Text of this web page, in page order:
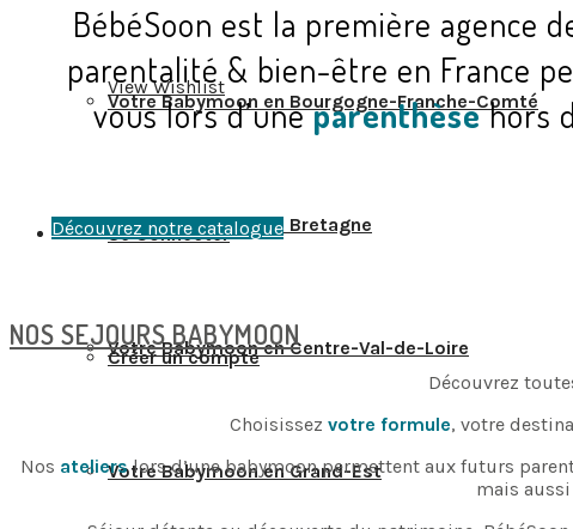
View Wishlist
Se Connecter
Créer un compte
Votre Babymoon en Bourgogne-Franche-Comté
Votre Babymoon en Bretagne
Votre Babymoon en Centre-Val-de-Loire
Votre Babymoon en Grand-Est
BébéSoon est la première agence
parentalité & bien-être en France
vous lors d’uneparenthèsehors
Découvrez notre catalogue
NOS SEJOURS BABYMOON
Découvrez
Choisissez votre formule, votre
Nos ateliers lors d’une babymoon permettent aux futurs
mais